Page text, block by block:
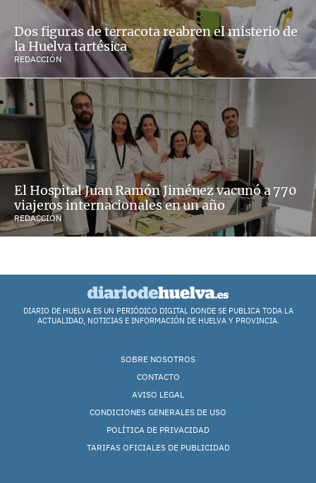
Dos figuras de terracota reabren el misterio de
la Huelva tartésica
REDACCIÓN
El Hospital Juan Ramón Jiménez vacunó a 770
viajeros internacionales en un año
REDACCIÓN
DIARIO DE HUELVA ES UN PERIÓDICO DIGITAL DONDE SE PUBLICA TODA LA
ACTUALIDAD, NOTICIAS E INFORMACIÓN DE HUELVA Y PROVINCIA.
SOBRE NOSOTROS
CONTACTO
AVISO LEGAL
CONDICIONES GENERALES DE USO
POLÍTICA DE PRIVACIDAD
TARIFAS OFICIALES DE PUBLICIDAD